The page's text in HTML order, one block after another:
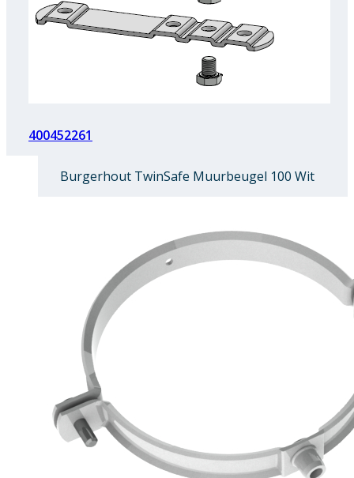
400452261
Burgerhout TwinSafe Muurbeugel 100 Wit